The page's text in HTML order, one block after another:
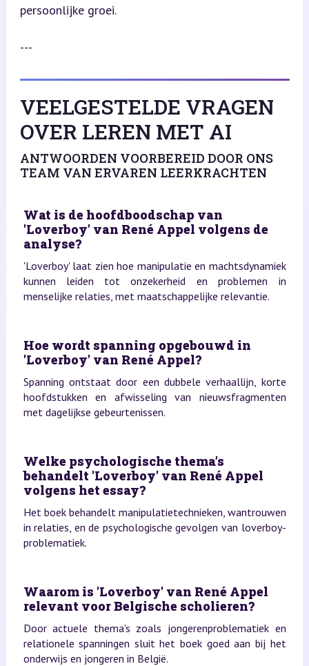
persoonlijke groei.
---
VEELGESTELDE VRAGEN
OVER LEREN MET AI
ANTWOORDEN VOORBEREID DOOR ONS
TEAM VAN ERVAREN LEERKRACHTEN
Wat is de hoofdboodschap van
'Loverboy' van René Appel volgens de
analyse?
'Loverboy' laat zien hoe manipulatie en machtsdynamiek
kunnen leiden tot onzekerheid en problemen in
menselijke relaties, met maatschappelijke relevantie.
Hoe wordt spanning opgebouwd in
'Loverboy' van René Appel?
Spanning ontstaat door een dubbele verhaallijn, korte
hoofdstukken en afwisseling van nieuwsfragmenten
met dagelijkse gebeurtenissen.
Welke psychologische thema’s
behandelt 'Loverboy' van René Appel
volgens het essay?
Het boek behandelt manipulatietechnieken, wantrouwen
in relaties, en de psychologische gevolgen van loverboy-
problematiek.
Waarom is 'Loverboy' van René Appel
relevant voor Belgische scholieren?
Door actuele thema's zoals jongerenproblematiek en
relationele spanningen sluit het boek goed aan bij het
onderwijs en jongeren in België.